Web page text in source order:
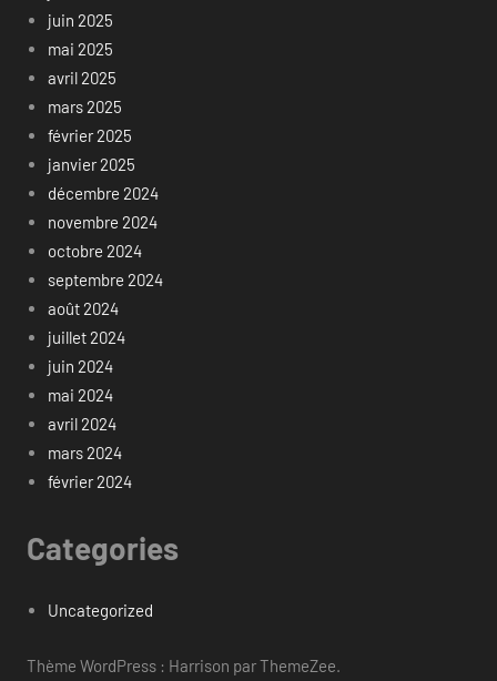
juin 2025
mai 2025
avril 2025
mars 2025
février 2025
janvier 2025
décembre 2024
novembre 2024
octobre 2024
septembre 2024
août 2024
juillet 2024
juin 2024
mai 2024
avril 2024
mars 2024
février 2024
Categories
Uncategorized
Thème WordPress : Harrison par ThemeZee.